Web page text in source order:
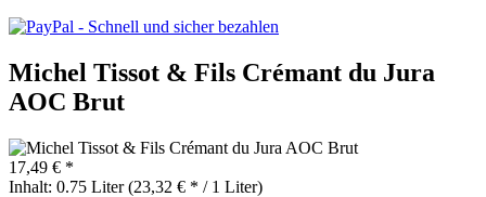
Michel Tissot & Fils Crémant du Jura
AOC Brut
17,49 € *
Inhalt: 0.75 Liter (23,32 € * / 1 Liter)